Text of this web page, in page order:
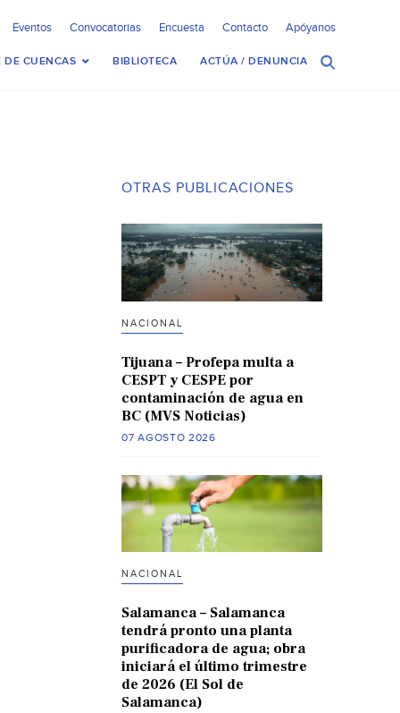
Eventos Convocatorias Encuesta Contacto Apóyanos
DE CUENCAS BIBLIOTECA ACTÚA / DENUNCIA
OTRAS PUBLICACIONES
NACIONAL
Tijuana – Profepa multa a
CESPT y CESPE por
contaminación de agua en
BC (MVS Noticias)
07 AGOSTO 2026
NACIONAL
Salamanca – Salamanca
tendrá pronto una planta
purificadora de agua; obra
iniciará el último trimestre
de 2026 (El Sol de
Salamanca)